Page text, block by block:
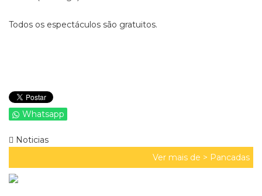
Todos os espectáculos são gratuitos.
Whatsapp
Noticias
Ver mais de > Pancadas